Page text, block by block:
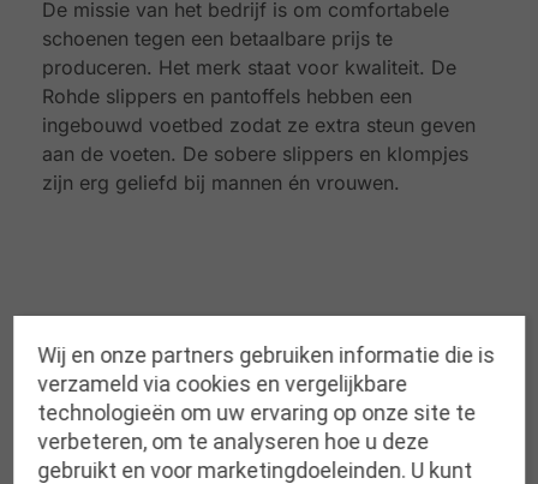
De missie van het bedrijf is om comfortabele
schoenen tegen een betaalbare prijs te
produceren. Het merk staat voor kwaliteit. De
Rohde slippers en pantoffels hebben een
ingebouwd voetbed zodat ze extra steun geven
aan de voeten. De sobere slippers en klompjes
zijn erg geliefd bij mannen én vrouwen.
Gerelateerde producten
Wij en onze partners gebruiken informatie die is
verzameld via cookies en vergelijkbare
technologieën om uw ervaring op onze site te
verbeteren, om te analyseren hoe u deze
gebruikt en voor marketingdoeleinden. U kunt